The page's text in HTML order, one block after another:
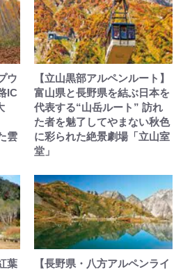
ウ
IC
雲
【立山黒部アルペンルート】
富山県と長野県を結ぶ日本を
代表する“山岳ルート” 訪れ
た者を魅了してやまない秋色
に彩られた絶景劇場「立山室
堂」
葉
【長野県・八方アルペンライ